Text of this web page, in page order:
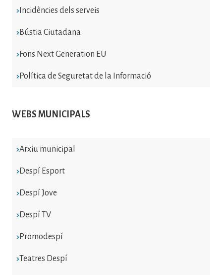
Incidències dels serveis
Bústia Ciutadana
Fons Next Generation EU
Política de Seguretat de la Informació
WEBS MUNICIPALS
Arxiu municipal
Despí Esport
Despí Jove
Despí TV
Promodespí
Teatres Despí